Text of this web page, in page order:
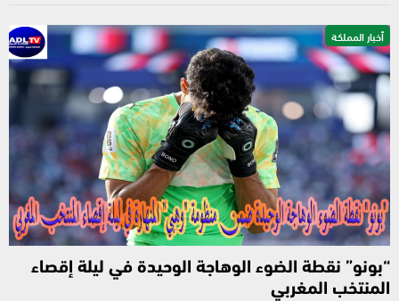
أخبار المملكة
“بونو” نقطة الضوء الوهاجة الوحيدة في ليلة إقصاء
المنتخب المغربي